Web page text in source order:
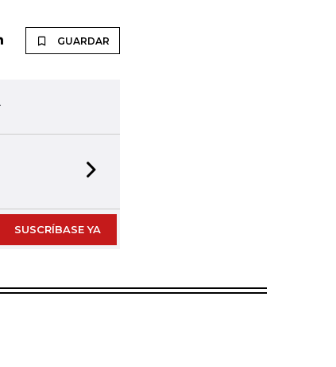
GUARDAR
SUSCRÍBASE YA